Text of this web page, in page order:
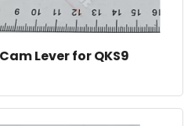
Lever for QKS9